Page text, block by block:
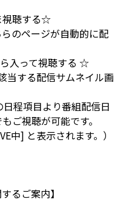
視聴する☆
のページが自動的に配
入って視聴する ☆
当する配信サムネイル画
日程項目より番組配信日
ご視聴が可能です。
中] と表示されます。）
るご案内】